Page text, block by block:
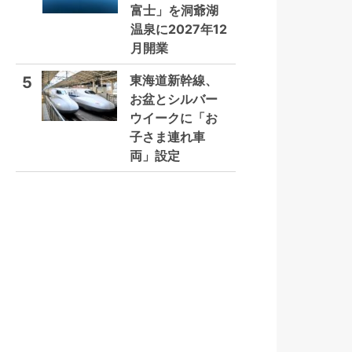
富士」を洞爺湖
温泉に2027年12
月開業
5
東海道新幹線、
お盆とシルバー
ウイークに「お
子さま連れ車
両」設定